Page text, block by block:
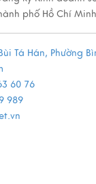
đồ đồng
II - Món
phố Hồ Chí
Tá Hán, Phường
60 76
989